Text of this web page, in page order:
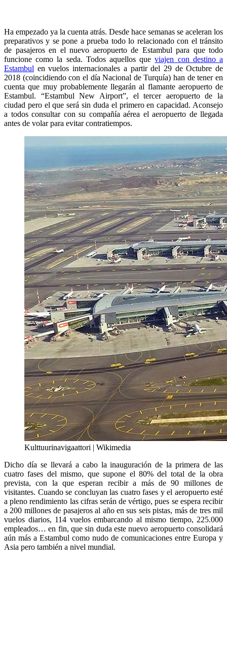
Ha empezado ya la cuenta atrás. Desde hace semanas se aceleran los
preparativos y se pone a prueba todo lo relacionado con el tránsito
de pasajeros en el nuevo aeropuerto de Estambul para que todo
funcione como la seda. Todos aquellos queviajen con destino a
Estambul en vuelos internacionales a partir del 29 de Octubre de
2018 (coincidiendo con el día Nacional de Turquía) han de tener en
cuenta que muy probablemente llegarán al flamante aeropuerto de
Estambul. “Estambul New Airport”, el tercer aeropuerto de la
ciudad pero el que será sin duda el primero en capacidad. Aconsejo
a todos consultar con su compañía aérea el aeropuerto de llegada
antes de volar para evitar contratiempos.
Kulttuurinavigaattori | Wikimedia
Dicho día se llevará a cabo la inauguración de la primera de las
cuatro fases del mismo, que supone el 80% del total de la obra
prevista, con la que esperan recibir a más de 90 millones de
visitantes. Cuando se concluyan las cuatro fases y el aeropuerto esté
a pleno rendimiento las cifras serán de vértigo, pues se espera recibir
a 200 millones de pasajeros al año en sus seis pistas, más de tres mil
vuelos diarios, 114 vuelos embarcando al mismo tiempo, 225.000
empleados… en fin, que sin duda este nuevo aeropuerto consolidará
aún más a Estambul como nudo de comunicaciones entre Europa y
Asia pero también a nivel mundial.